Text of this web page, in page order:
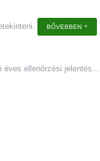
BŐVEBBEN
éves ellenőrzési jelentés…